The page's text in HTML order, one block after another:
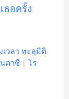
ธอครั้ง
เวลา ทะลุมิติ
ตาซี | โร